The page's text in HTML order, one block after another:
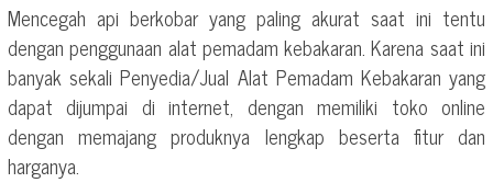
Mencegah api berkobar yang paling akurat saat ini tentu
dengan penggunaan alat pemadam kebakaran. Karena saat ini
banyak sekali Penyedia/Jual Alat Pemadam Kebakaran yang
dapat dijumpai di internet, dengan memiliki toko online
dengan memajang produknya lengkap beserta fitur dan
harganya.